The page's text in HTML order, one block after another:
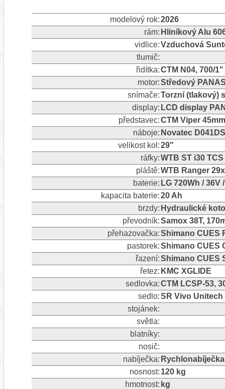
modelový rok:2026
rám: Hliníkový Alu
vidlice:Vzduchová
tlumič:
řidítka:CTM N04, 700/
motor:Středový
snímače:Torzní (tlakový)
display: LCD display
představec:CTM Viper
náboje: Novatec
velikost kol:29"
ráfky:WTB ST i30
pláště:WTB Ranger
baterie: LG 720Wh / 36V
kapacita baterie:20 Ah
brzdy: Hydraulické
převodník:Samox 38T,
přehazovačka:Shimano CUES
pastorek:Shimano CUES
řazení:Shimano CUES
řetez: KMC XGLIDE
sedlovka:CTM LCSP-53,
sedlo:SR Vivo Unitech
stojánek:
světla:
blatníky:
nosič:
nabíječka:
nosnost: 120 kg
hmotnost: kg